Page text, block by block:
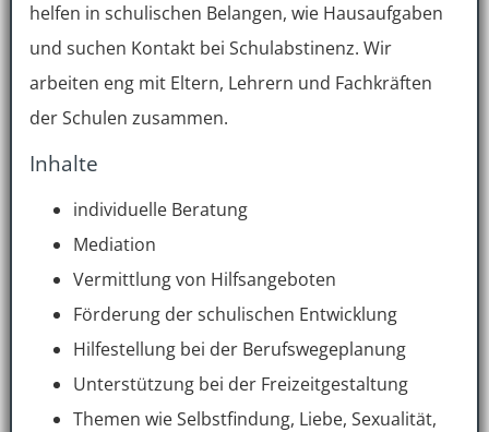
helfen in schulischen Belangen, wie Hausaufgaben
und suchen Kontakt bei Schulabstinenz. Wir
arbeiten eng mit Eltern, Lehrern und Fachkräften
der Schulen zusammen.
Inhalte
individuelle Beratung
Mediation
Vermittlung von Hilfsangeboten
Förderung der schulischen Entwicklung
Hilfestellung bei der Berufswegeplanung
Unterstützung bei der Freizeitgestaltung
Themen wie Selbstfindung, Liebe, Sexualität,